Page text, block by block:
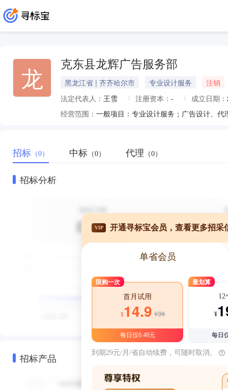
龙 克东县龙辉广告服务部
黑龙江省 | 齐齐哈尔市 专业设计服务
注销
法定代表人： 王雪 注册资本： - 成立日期：
经营范围：
招标 （0） 中标 （0） 代理 （0）
招标分析
招标产品
VIP 开通寻标宝会员，查看更多招采
单省会员
限购一次
首月试用
¥14.9 ¥39
每日仅0.48元
最划算
12
¥
每日
到期29元/月/省自动续费，可随时取消。